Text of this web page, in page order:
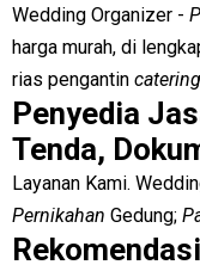
Wedding Organizer -
harga murah, di
rias pengantin catering
Penyedia
Tenda,
Layanan Kami.
Pernikahan Gedung;